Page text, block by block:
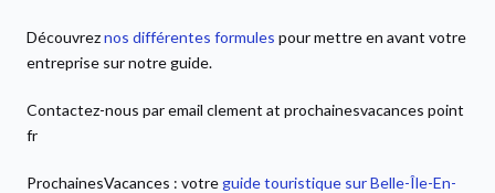
Découvreznos différentes formules pour mettre en avant votre
entreprise sur notre guide.
Contactez-nous par email clement at prochainesvacances point
fr
ProchainesVacances : votreguide touristique sur Belle-Île-En-